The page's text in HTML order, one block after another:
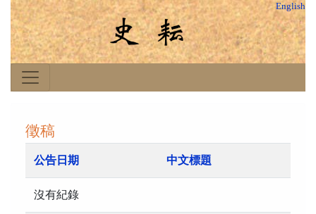
English
徵稿
公告日期 中文標題
沒有紀錄